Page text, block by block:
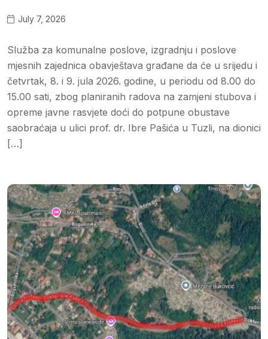
July 7, 2026
Služba za komunalne poslove, izgradnju i poslove
mjesnih zajednica obavještava građane da će u srijedu i
četvrtak, 8. i 9. jula 2026. godine, u periodu od 8.00 do
15.00 sati, zbog planiranih radova na zamjeni stubova i
opreme javne rasvjete doći do potpune obustave
saobraćaja u ulici prof. dr. Ibre Pašića u Tuzli, na dionici
[…]